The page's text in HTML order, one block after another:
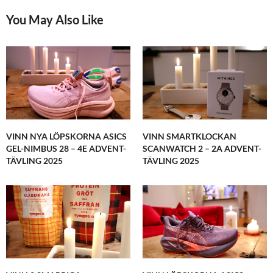
PIA
Hej!
1. För min familjs skull så skulle det vara trevligt
som min sambo fick hjälp, vi har kommit fram till att
han med största sannolikhet lider av IBS, han har
kanske inte så ont, men han släpper så sjukt
måste utrymma rum eller våningar 😉 Vi äter bra
mat men gaserna kommer av det mesta och främst
om han ätit ”lite mer”, värst om vi ätit en
vill bry sig om vad och vilken mängd man äter, och
har vi ex. varit bortbjudna och han har hållit sig hos
gästerna, så när vi kommer hem så är det helt
olidligt. Det kan ju inte vara så kul att få höra att
man stinker och att vi helst skulle vilja att han lät
bli att gasa, men det är ju då det blir riktigt dåligt i
magen. Nu när jag har läst här så förstår jag mig på
You May Also Like
VINN NYA LÖPSKORNA ASICS
GEL-NIMBUS 28 – 4E ADVENT-
TÄVLING 2025
VINN SMARTKLOCKAN
SCANWATCH 2 – 2A ADVENT-
TÄVLING 2025